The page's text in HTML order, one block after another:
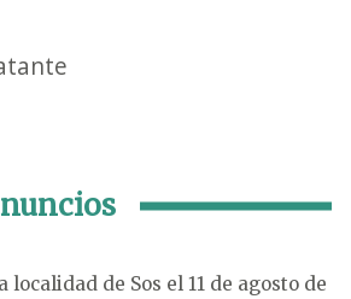
localidad de Sos el 11 de agosto de